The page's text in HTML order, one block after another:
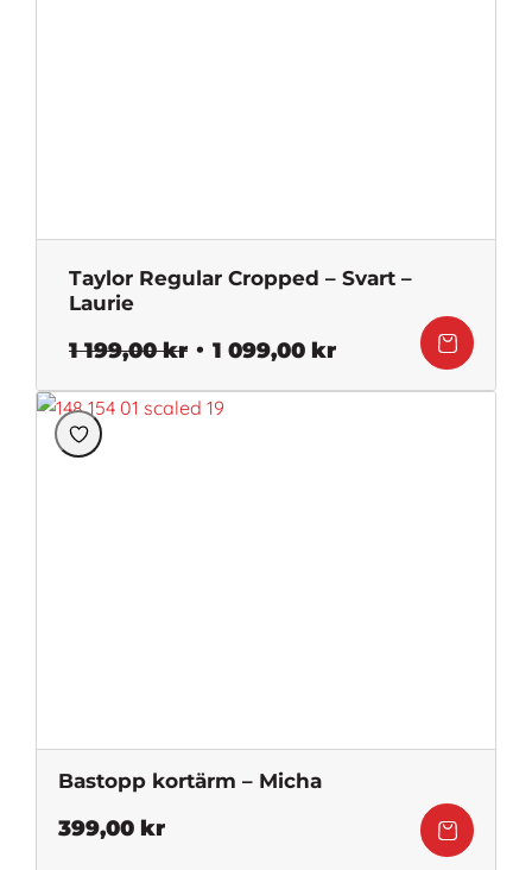
Taylor Regular Cropped – Svart –
Laurie
1 199,00kr Det
priset
1 099,00 krDet
nuvarande
Bastopp kortärm – Micha
399,00 kr